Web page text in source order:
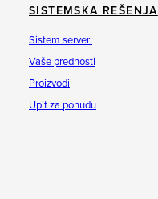
SISTEMSKA REŠENJA
Sistem serveri
Vaše prednosti
Proizvodi
Upit za ponudu